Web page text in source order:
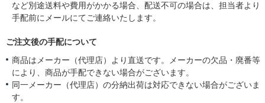
など別途送料や費用がかかる場合、配送不可の場合は、担当者より
手配前にメールにてご連絡いたします。
ご注文後の手配について
商品はメーカー（代理店）より直送です。メーカーの欠品・廃番等
により、商品が手配できない場合がございます。
同一メーカー（代理店）の分納出荷は対応できない場合がございま
す。